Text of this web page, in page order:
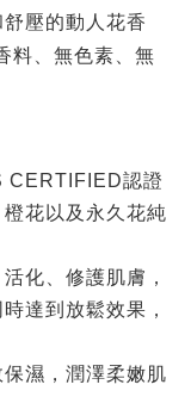
壓的動人花香
料、無色素、無
CERTIFIED認證
花以及永久花純
化、修護肌膚，
達到放鬆效果，
濕，潤澤柔嫩肌